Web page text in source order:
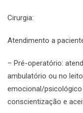
Cirurgia:
Atendimento a
– Pré-operatório:
ambulatório ou no
emocional/
conscientização e